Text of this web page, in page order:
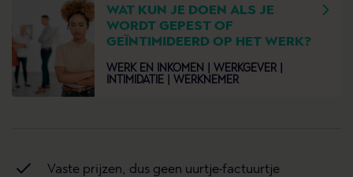
WAT KUN JE DOEN ALS JE
WORDT GEPEST OF
GEÏNTIMIDEERD OP HET WERK?
WERK EN INKOMEN |
WERKGEVER |
INTIMIDATIE | WERKNEMER
Vaste prijzen, dus geen uurtje-factuurtje